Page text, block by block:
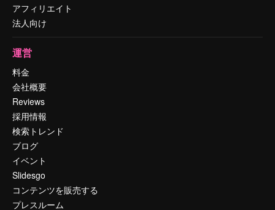
アフィリエイト
法人向け
運営
料金
会社概要
Reviews
採用情報
検索トレンド
ブログ
イベント
Slidesgo
コンテンツを販売する
プレスルーム